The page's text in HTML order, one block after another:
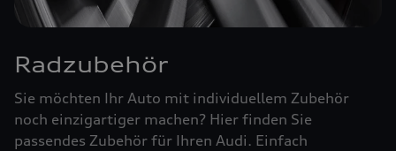
Radzubehör
Sie möchten Ihr Auto mit individuellem Zubehör
noch einzigartiger machen? Hier finden Sie
passendes Zubehör für Ihren Audi. Einfach